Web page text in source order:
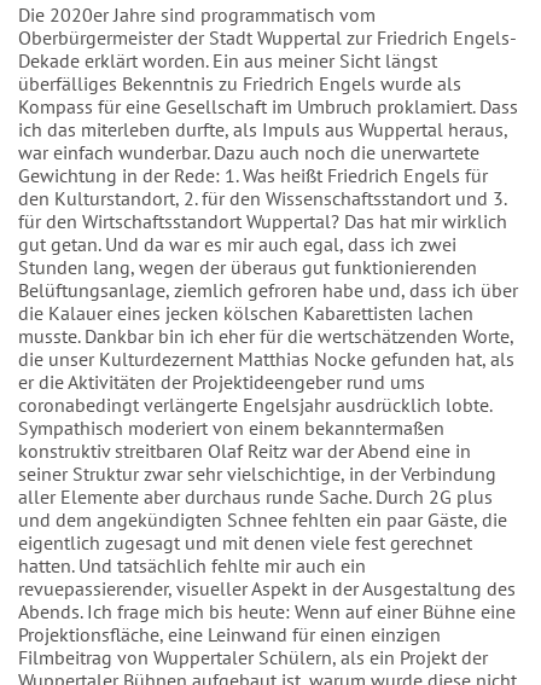
Die 2020er Jahre sind programmatisch vom
Oberbürgermeister der Stadt Wuppertal zur Friedrich Engels-
Dekade erklärt worden. Ein aus meiner Sicht längst
überfälliges Bekenntnis zu Friedrich Engels wurde als
Kompass für eine Gesellschaft im Umbruch proklamiert. Dass
ich das miterleben durfte, als Impuls aus Wuppertal heraus,
war einfach wunderbar. Dazu auch noch die unerwartete
Gewichtung in der Rede: 1. Was heißt Friedrich Engels für
den Kulturstandort, 2. für den Wissenschaftsstandort und 3.
für den Wirtschaftsstandort Wuppertal? Das hat mir wirklich
gut getan. Und da war es mir auch egal, dass ich zwei
Stunden lang, wegen der überaus gut funktionierenden
Belüftungsanlage, ziemlich gefroren habe und, dass ich über
die Kalauer eines jecken kölschen Kabarettisten lachen
musste. Dankbar bin ich eher für die wertschätzenden Worte,
die unser Kulturdezernent Matthias Nocke gefunden hat, als
er die Aktivitäten der Projektideengeber rund ums
coronabedingt verlängerte Engelsjahr ausdrücklich lobte.
Sympathisch moderiert von einem bekanntermaßen
konstruktiv streitbaren Olaf Reitz war der Abend eine in
seiner Struktur zwar sehr vielschichtige, in der Verbindung
aller Elemente aber durchaus runde Sache. Durch 2G plus
und dem angekündigten Schnee fehlten ein paar Gäste, die
eigentlich zugesagt und mit denen viele fest gerechnet
hatten. Und tatsächlich fehlte mir auch ein
revuepassierender, visueller Aspekt in der Ausgestaltung des
Abends. Ich frage mich bis heute: Wenn auf einer Bühne eine
Projektionsfläche, eine Leinwand für einen einzigen
Filmbeitrag von Wuppertaler Schülern, als ein Projekt der
Wuppertaler Bühnen aufgebaut ist, warum wurde diese nicht